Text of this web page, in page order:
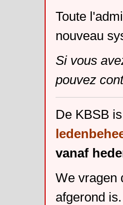
Toute
nouveau
Si vous
pouvez
De KBSB
vanaf
We vragen
afgerond